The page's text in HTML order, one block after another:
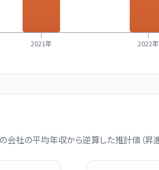
2021年 2022年
会社の平均年収から逆算した推計値（昇進